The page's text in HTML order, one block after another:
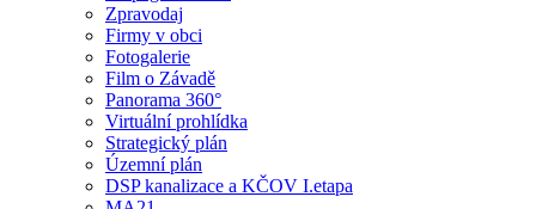
Zpravodaj
Firmy v obci
Fotogalerie
Film o Závadě
Panorama 360°
Virtuální prohlídka
Strategický plán
Územní plán
DSP kanalizace a KČOV I.etapa